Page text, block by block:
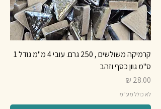
קרמיקה משולשים , 250 גרם. עובי 4 מ"מ גודל 1
ס"מ גוון כסף וזהב
מחיר
לא כולל מע״מ